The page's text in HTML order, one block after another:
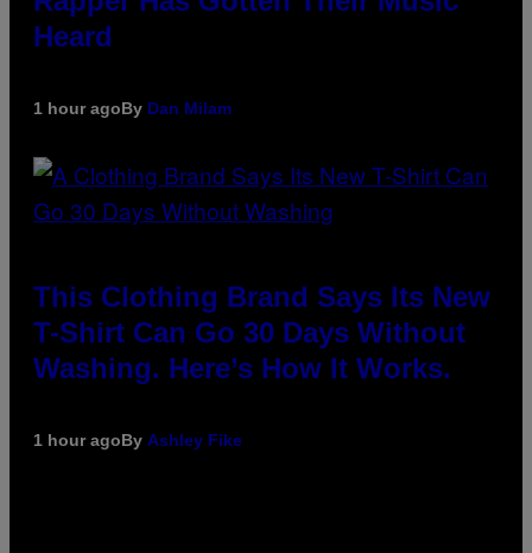
Heard
1 hour agoBy Dan Milam
This Clothing Brand Says Its New
T-Shirt Can Go 30 Days Without
Washing. Here’s How It Works.
1 hour agoBy Ashley Fike